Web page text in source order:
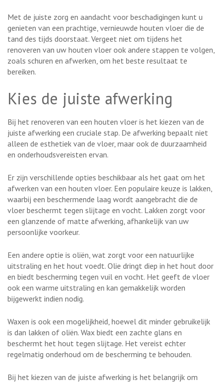
Met de juiste zorg en aandacht voor beschadigingen kunt u
genieten van een prachtige, vernieuwde houten vloer die de
tand des tijds doorstaat. Vergeet niet om tijdens het
renoveren van uw houten vloer ook andere stappen te volgen,
zoals schuren en afwerken, om het beste resultaat te
bereiken.
Kies de juiste afwerking
Bij het renoveren van een houten vloer is het kiezen van de
juiste afwerking een cruciale stap. De afwerking bepaalt niet
alleen de esthetiek van de vloer, maar ook de duurzaamheid
en onderhoudsvereisten ervan.
Er zijn verschillende opties beschikbaar als het gaat om het
afwerken van een houten vloer. Een populaire keuze is lakken,
waarbij een beschermende laag wordt aangebracht die de
vloer beschermt tegen slijtage en vocht. Lakken zorgt voor
een glanzende of matte afwerking, afhankelijk van uw
persoonlijke voorkeur.
Een andere optie is oliën, wat zorgt voor een natuurlijke
uitstraling en het hout voedt. Olie dringt diep in het hout door
en biedt bescherming tegen vuil en vocht. Het geeft de vloer
ook een warme uitstraling en kan gemakkelijk worden
bijgewerkt indien nodig.
Waxen is ook een mogelijkheid, hoewel dit minder gebruikelijk
is dan lakken of oliën. Wax biedt een zachte glans en
beschermt het hout tegen slijtage. Het vereist echter
regelmatig onderhoud om de bescherming te behouden.
Bij het kiezen van de juiste afwerking is het belangrijk om